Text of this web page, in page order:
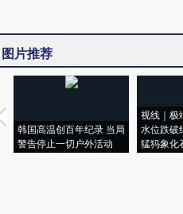
图片推荐
韩国高温创百年纪录 当局
警告停止一切户外活动
视线｜极
水位跌破
猛犸象化